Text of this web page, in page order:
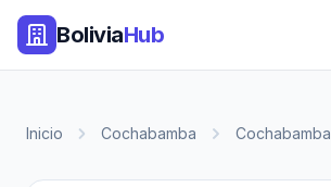
BoliviaHub
Inicio Cochabamba Cochabamba